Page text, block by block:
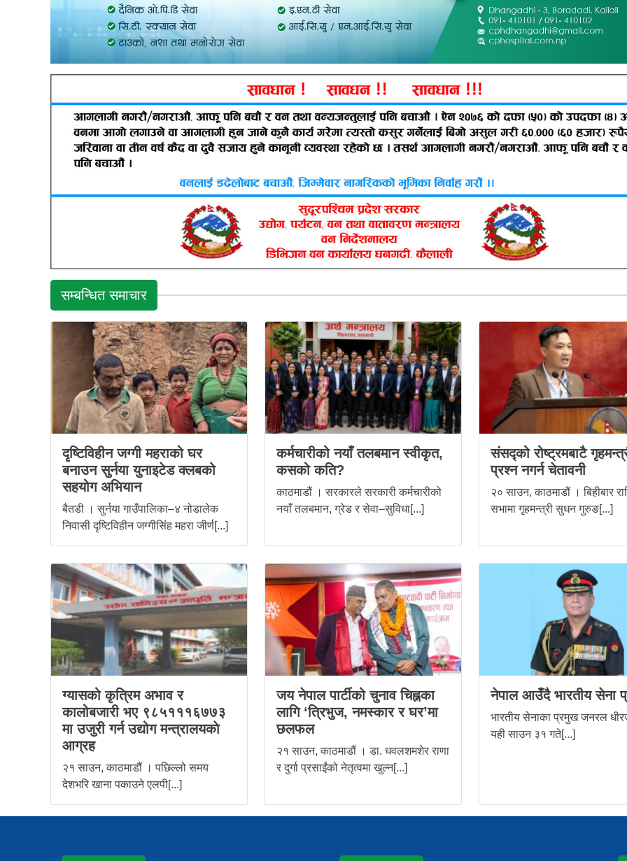
सम्बन्धित समाचार
दृष्टिविहीन जग्गी महराको घर
बनाउन सुर्नया युनाइटेड क्लबको
सहयोग अभियान
बैतडी । सुर्नया गाउँपालिका–४ नोडालेक
निवासी दृष्टिविहीन जग्गीसिंह महरा जीर्ण[...]
कर्मचारीको नयाँ तलबमान स्वीकृत,
कसको कति?
काठमाडौं । सरकारले सरकारी कर्मचारीको
नयाँ तलबमान, ग्रेड र सेवा–सुविधा[...]
संसद्को रोष्ट्रमबाटै
प्रश्न नगर्न चेतावनी
२० साउन, काठमाडौं । बिहीबार
सभामा गृहमन्त्री सुधन गुरुङ[...]
ग्यासको कृत्रिम अभाव र
कालोबजारी भए ९८५१११६७७३
मा उजुरी गर्न उद्योग मन्त्रालयकाे
आग्रह
२१ साउन, काठमाडौं । पछिल्लो समय
देशभरि खाना पकाउने एलपी[...]
जय नेपाल पार्टीको चुनाव चिह्नका
लागि ‘त्रिभुज, नमस्कार र घर’मा
छलफल
२१ साउन, काठमाडौं । डा. धवलशमशेर राणा
र दुर्गा प्रसाईंको नेतृत्वमा खुल्न[...]
नेपाल आउँदै भारतीय सेना
भारतीय सेनाका प्रमुख जनरल
यही साउन ३१ गते[...]